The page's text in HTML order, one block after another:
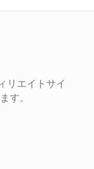
リエイトサイ
す。